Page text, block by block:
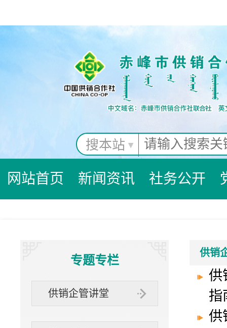
搜本站
网站首页 新闻资讯 社务公开
组织
互动交流
专题专栏
供销企管讲堂
供销
供
指
供